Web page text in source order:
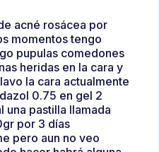
acné rosácea por
momentos tengo
pupulas comedones
heridas en la cara y
la cara actualmente
0.75 en gel 2
una pastilla llamada
por 3 días
pero aun no veo